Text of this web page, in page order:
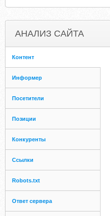
АНАЛИЗ САЙТА
Контент
Информер
Посетители
Позиции
Конкуренты
Ссылки
Robots.txt
Ответ сервера